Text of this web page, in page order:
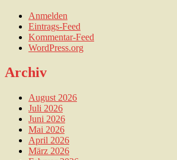
Anmelden
Eintrags-Feed
Kommentar-Feed
WordPress.org
Archiv
August 2026
Juli 2026
Juni 2026
Mai 2026
April 2026
März 2026